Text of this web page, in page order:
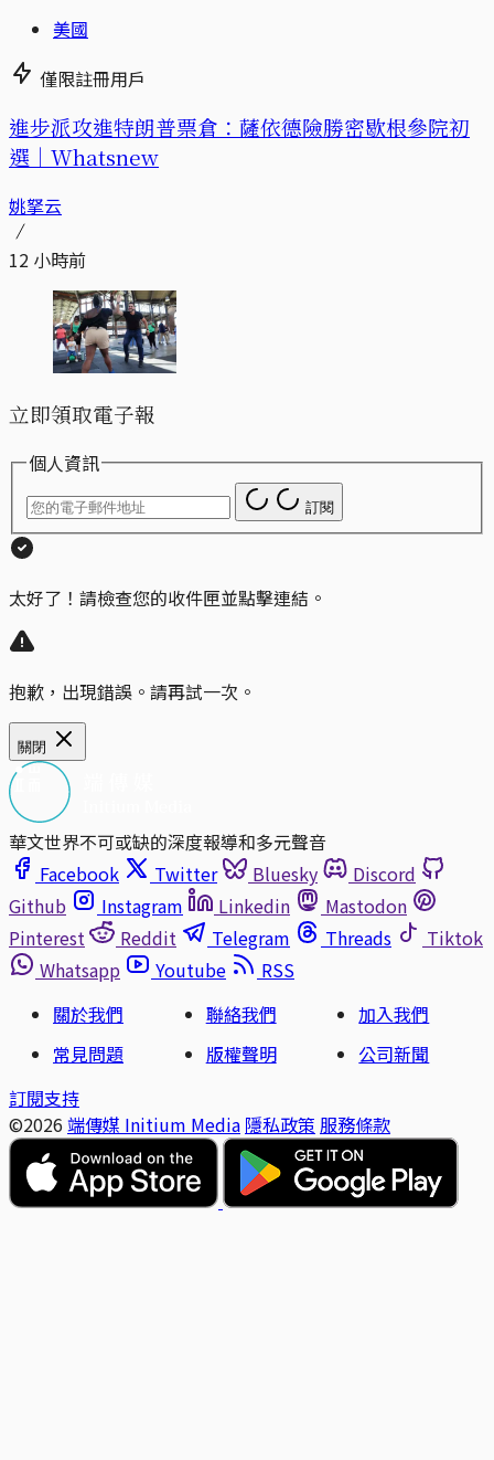
美國
僅限註冊用戶
進步派攻進特朗普票倉：薩依德險勝密歇根參院初
選｜Whatsnew
姚拏云
12 小時前
立即領取電子報
個人資訊
訂閱
太好了！請檢查您的收件匣並點擊連結。
抱歉，出現錯誤。請再試一次。
關閉
華文世界不可或缺的深度報導和多元聲音
Facebook
Twitter Bluesky
Discord
Github
Instagram Linkedin
Mastodon
Pinterest
Reddit Telegram Threads
Tiktok
Whatsapp
Youtube
RSS
關於我們
聯絡我們
加入我們
常見問題
版權聲明
公司新聞
訂閱支持
©2026 端傳媒 Initium Media 隱私政策 服務條款